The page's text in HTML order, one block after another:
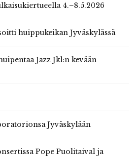
4.–8.5.2026
huippukeikan Jyväskylässä
Jazz Jkl:n kevään
Jyväskylään
Pope Puolitaival ja